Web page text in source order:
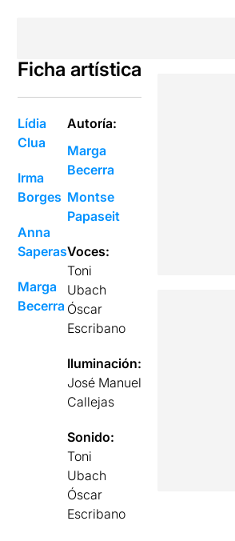
Ficha artística
Lídia
Clua
Irma
Borges
Anna
Saperas
Marga
Becerra
Autoría:
Marga
Becerra
Montse
Papaseit
Voces:
Toni
Ubach
Óscar
Escribano
Iluminación:
José Manuel
Callejas
Sonido:
Toni
Ubach
Óscar
Escribano